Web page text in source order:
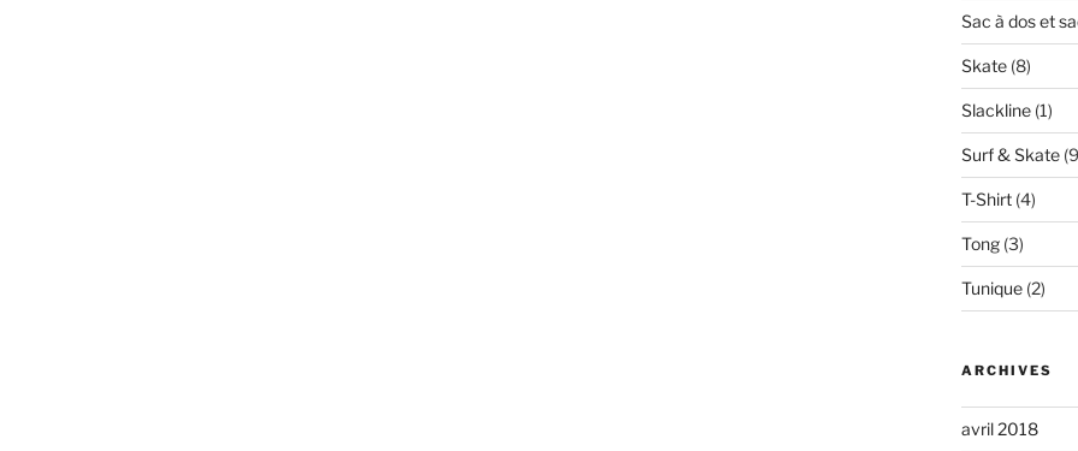
Sac à dos et
Skate(8)
Slackline(1)
Surf & Skate
T-Shirt(4)
Tong(3)
Tunique(2)
ARCHIVES
avril 2018